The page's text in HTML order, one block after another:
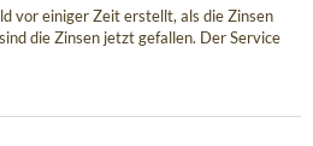
vor einiger Zeit erstellt, als die Zinsen
die Zinsen jetzt gefallen. Der Service